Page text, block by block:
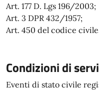
Art. 177 D. Lgs 196/2003;
Art. 3 DPR 432/1957;
Art. 450 del codice
Condizioni di
Eventi di stato civile